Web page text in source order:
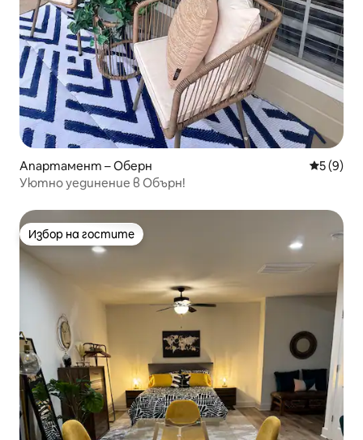
Апартамент – Оберн Средна
5 (9)
Уютно уединение в Обърн!
Избор на гостите
Избор на гостите